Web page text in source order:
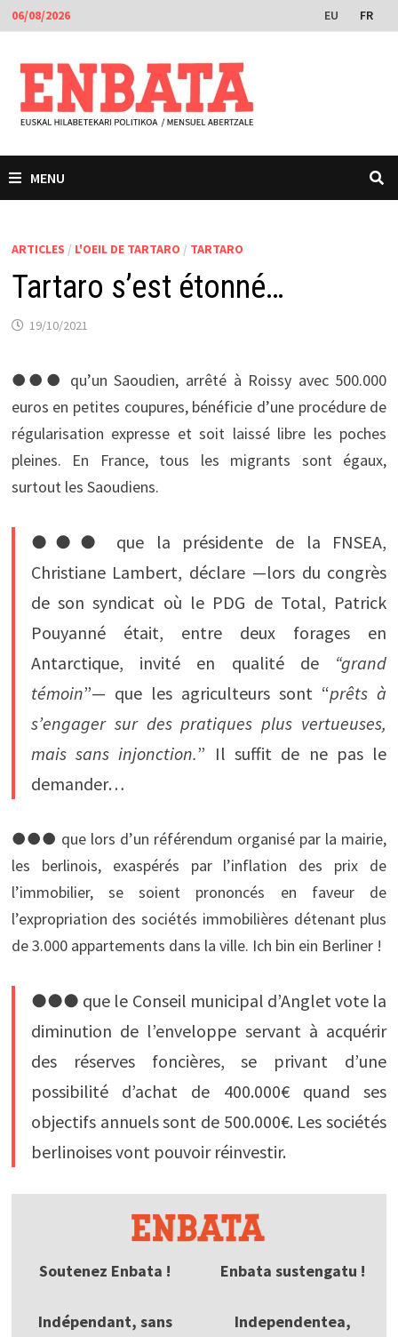
Passer
au
contenu
06/08/2026 EU FR
MENU
ARTICLES / L'OEIL DE TARTARO / TARTARO
Tartaro s’est étonné…
19/10/2021
●●● qu’un Saoudien, arrêté à Roissy avec 500.000
euros en petites coupures, bénéficie d’une procédure de
régularisation expresse et soit laissé libre les poches
pleines. En France, tous les migrants sont égaux,
surtout les Saoudiens.
●●● que la présidente de la FNSEA,
Christiane Lambert, déclare —lors du congrès
de son syndicat où le PDG de Total, Patrick
Pouyanné était, entre deux forages en
Antarctique, invité en qualité de “grand
témoin”— que les agriculteurs sont “prêts à
s’engager sur des pratiques plus vertueuses,
mais sans injonction.” Il suffit de ne pas le
demander…
●●● que lors d’un référendum organisé par la mairie,
les berlinois, exaspérés par l’inflation des prix de
l’immobilier, se soient prononcés en faveur de
l’expropriation des sociétés immobilières détenant plus
de 3.000 appartements dans la ville. Ich bin ein Berliner !
●●● que le Conseil municipal d’Anglet vote la
diminution de l’enveloppe servant à acquérir
des réserves foncières, se privant d’une
possibilité d’achat de 400.000€ quand ses
objectifs annuels sont de 500.000€. Les sociétés
berlinoises vont pouvoir réinvestir.
Soutenez Enbata !
Indépendant, sans
Enbata sustengatu !
Independentea,